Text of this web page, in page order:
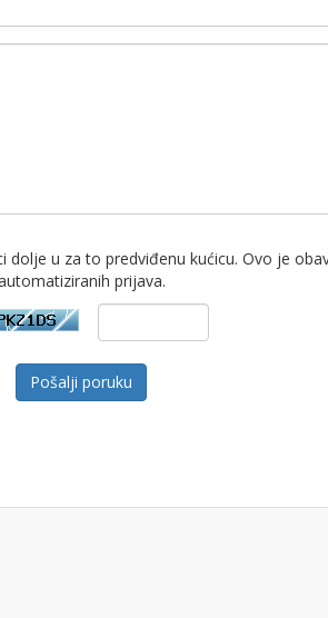
dolje u za to predviđenu kućicu. Ovo je
prijava.
Pošalji poruku